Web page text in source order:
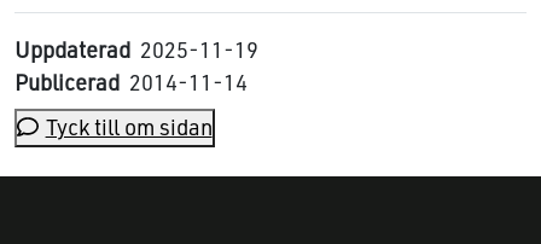
Uppdaterad 2025-11-19
Publicerad 2014-11-14
Tyck till om sidan